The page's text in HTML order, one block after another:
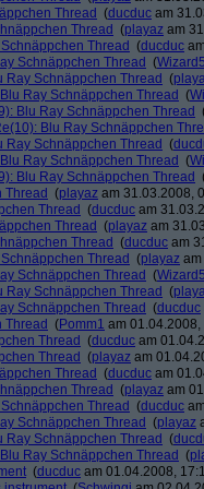
Thread (ducduc am
Thread (playaz am
Thread (ducduc
Schnäppchen Thread (
Ray Schnäppchen Thread (
Ray Schnäppchen Thread (
Blu Ray Schnäppchen Thread
Blu Ray Schnäppchen
Ray Schnäppchen Thread (
Ray Schnäppchen Thread (
Blu Ray Schnäppchen Thread
Thread (playaz am 31.03.2008,
Thread (ducduc am
Thread (playaz am
Thread (ducduc am
Thread (playaz
Schnäppchen Thread (
Ray Schnäppchen Thread (
Schnäppchen Thread (ducduc
Thread (Pomm1 am 01.04.2008,
Thread (ducduc am
Thread (playaz am
Thread (ducduc am
Thread (playaz am
Thread (ducduc
Schnäppchen Thread (playaz
Ray Schnäppchen Thread (
Ray Schnäppchen Thread (
(ducduc am 01.04.2008,